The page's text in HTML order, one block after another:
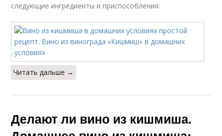
следующие ингредиенты и приспособления:
Читать дальше →
Делают ли вино из кишмиша.